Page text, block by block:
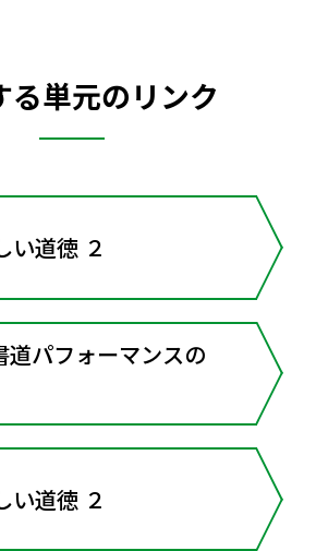
る単元のリンク
い道徳 ２
道パフォーマンスの
い道徳 ２